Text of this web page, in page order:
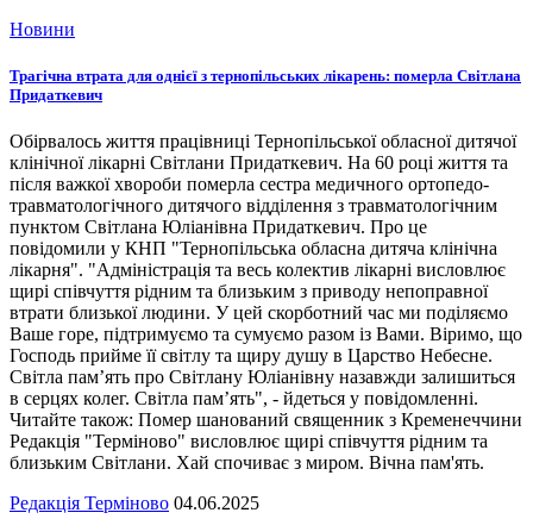
Новини
Трагічна втрата для однієї з тернопільських лікарень: померла Світлана
Придаткевич
Обірвалось життя працівниці Тернопільської обласної дитячої
клінічної лікарні Світлани Придаткевич. На 60 році життя та
після важкої хвороби померла сестра медичного ортопедо-
травматологічного дитячого відділення з травматологічним
пунктом Світлана Юліанівна Придаткевич. Про це
повідомили у КНП "Тернопільська обласна дитяча клінічна
лікарня". "Адміністрація та весь колектив лікарні висловлює
щирі співчуття рідним та близьким з приводу непоправної
втрати близької людини. У цей скорботний час ми поділяємо
Ваше горе, підтримуємо та сумуємо разом із Вами. Віримо, що
Господь прийме її світлу та щиру душу в Царство Небесне.
Світла пам’ять про Світлану Юліанівну назавжди залишиться
в серцях колег. Світла пам’ять", - йдеться у повідомленні.
Читайте також: Помер шанований священник з Кременеччини
Редакція "Терміново" висловлює щирі співчуття рідним та
близьким Світлани. Хай спочиває з миром. Вічна пам'ять.
Редакція Терміново 04.06.2025